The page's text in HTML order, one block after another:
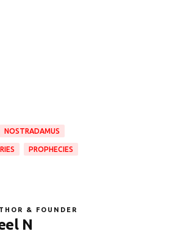
NOSTRADAMUS
PROPHECIES
& FOUNDER
N